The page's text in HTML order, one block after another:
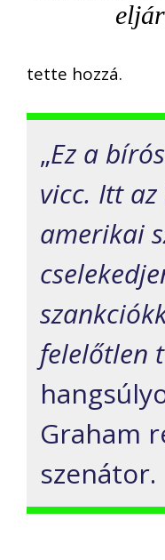
tette hozzá.
„Ez a
vicc. Itt
amerikai
felelőtlen
Graham
szenátor.